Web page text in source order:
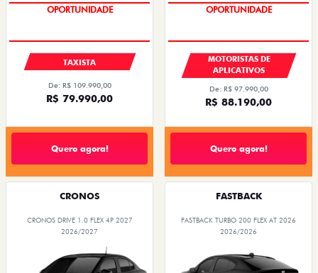
OPORTUNIDADE
TAXISTA
De: R$ 109.990,00
R$ 79.990,00
Quero agora!
OPORTUNIDADE
MOTORISTAS DE
APLICATIVOS
De: R$ 97.990,00
R$ 88.190,00
Quero agora!
CRONOS
CRONOS DRIVE 1.0 FLEX 4P 2027
2026/2027
FASTBACK
FASTBACK TURBO 200 FLEX AT 2026
2026/2026